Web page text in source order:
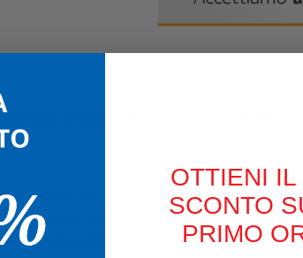
DEL PRODOTTO
solette, per l'uso quotidiano nelle tue
durante le attività quotidiane, seguendo la
antinfortunistiche e scarpe ditutti i
OTTIENI IL
SCONTO
PRIMO